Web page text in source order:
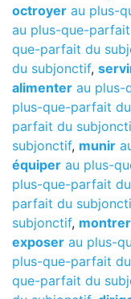
octroyer au plus-
au plus-que-
que-parfait du
du subjonctif,
alimenter au plus-
plus-que-parfait
parfait du
subjonctif, munir
équiper au plus-
plus-que-parfait
parfait du
subjonctif, montrer
exposer au plus-
plus-que-parfait
que-parfait du